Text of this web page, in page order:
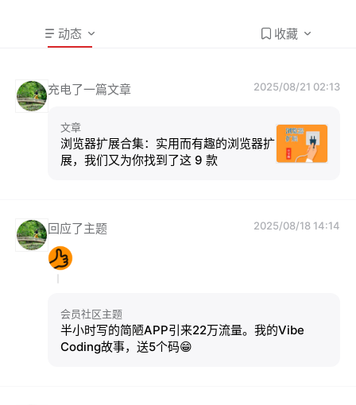
动态 收藏
充电了一篇文章 2025/08/21 02:13
文章
浏览器扩展合集：实用而有趣的浏览器扩
展，我们又为你找到了这 9 款
回应了主题 2025/08/18 14:14
会员社区主题
半小时写的简陋APP引来22万流量。我的Vibe
Coding故事，送5个码😁